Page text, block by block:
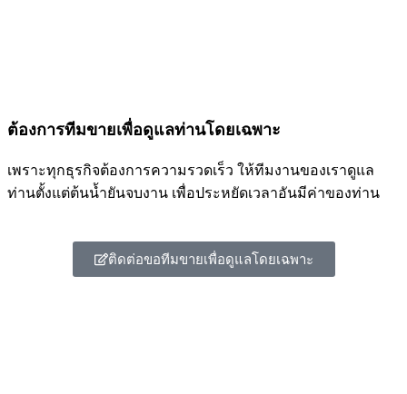
ต้องการทีมขายเพื่อดูแลท่านโดยเฉพาะ
เพราะทุกธุรกิจต้องการความรวดเร็ว ให้ทีมงานของเราดูแล
ท่านตั้งแต่ต้นน้ำยันจบงาน เพื่อประหยัดเวลาอันมีค่าของท่าน
ติดต่อขอทีมขายเพื่อดูแลโดยเฉพาะ